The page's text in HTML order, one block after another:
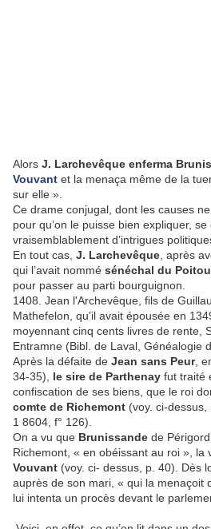
Alors J. Larchevêque enferma
Vouvant et la menaça même de la
sur elle ».
Ce drame conjugal, dont les causes
pour qu’on le puisse bien expliquer, se
vraisemblablement d’intrigues
En tout cas, J. Larchevêque , après
qui l’avait nommé sénéchal du Poitou
pour passer au parti bourguignon.
1408. Jean l'Archevêque, fils de
Mathefelon, qu'il avait épousée en
moyennant cinq cents livres de rente,
Entramne (Bibl. de Laval, Généalogie
Après la défaite de Jean sans Peur,
34-35), le sire de Parthenay fut traité
confiscation de ses biens, que le roi
comte de Richemont (voy. ci-dessus,
1 8604, f° 126).
On a vu que Brunissande de
Richemont, « en obéissant au roi », la
Vouvant (voy. ci- dessus, p. 40). Dès
auprès de son mari, « qui la menaçoit
lui intenta un procès devant le